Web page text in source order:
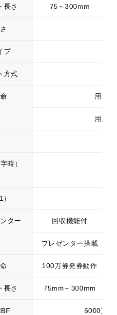
長さ 75～300mm
プ
方式
用紙
用紙
時）
ター 回収機能付
プレゼンター搭載
100万券発券動作
長さ 75mm～300mm
6000万行